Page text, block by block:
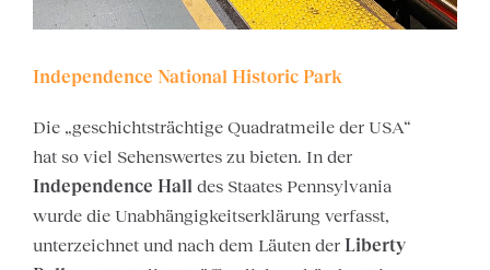
Independence National Historic Park
Die „geschichtsträchtige Quadratmeile der USA“
hat so viel Sehenswertes zu bieten. In der
Independence Hall des Staates Pennsylvania
wurde die Unabhängigkeitserklärung verfasst,
unterzeichnet und nach dem Läuten der Liberty